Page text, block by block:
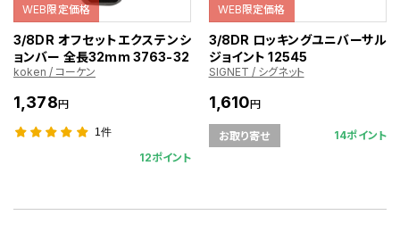
WEB限定価格
3/8DR オフセットエクステンシ
ョンバー 全長32mm 3763-32
koken / コーケン
1,378円
1件
12ポイント
WEB限定価格
3/8DR ロッキングユニバーサル
ジョイント 12545
SIGNET / シグネット
1,610円
お取り寄せ 14ポイント